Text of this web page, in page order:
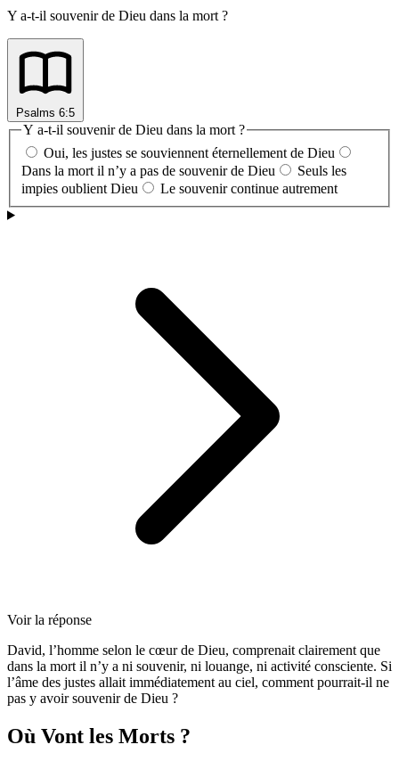
Y a-t-il souvenir de Dieu dans la mort ?
Psalms 6:5
Y a-t-il souvenir de Dieu dans la mort ?
Oui, les justes se souviennent éternellement de Dieu
Dans la mort il n’y a pas de souvenir de Dieu
Seuls les
impies oublient Dieu
Le souvenir continue autrement
Voir la réponse
David, l’homme selon le cœur de Dieu, comprenait clairement que
dans la mort il n’y a ni souvenir, ni louange, ni activité consciente. Si
l’âme des justes allait immédiatement au ciel, comment pourrait-il ne
pas y avoir souvenir de Dieu ?
Où Vont les Morts ?